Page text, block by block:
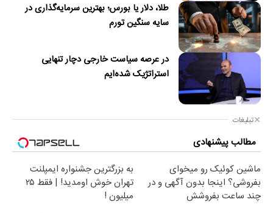
طلا، دلار یا بورس؛ بهترین سرمایه‌گذاری در
سایه سنگین تورم
در عرصه سیاست خارجی دچار تنهایی
استراتژیک شده‌ایم
تبلیغات
مطالب پیشنهادی
ماشین کوئیک رو میخوای
بفروشی؟ اینجا بدون آگهی و در
چند ساعت بفروشش
به بزرگترین جشنواره ایمپلنت
تهران خوش اومدید! | فقط ۲۵
میلیون !